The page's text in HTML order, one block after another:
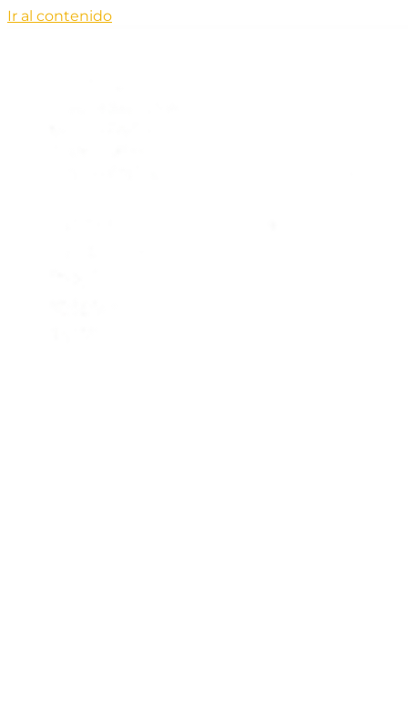
Ir al contenido